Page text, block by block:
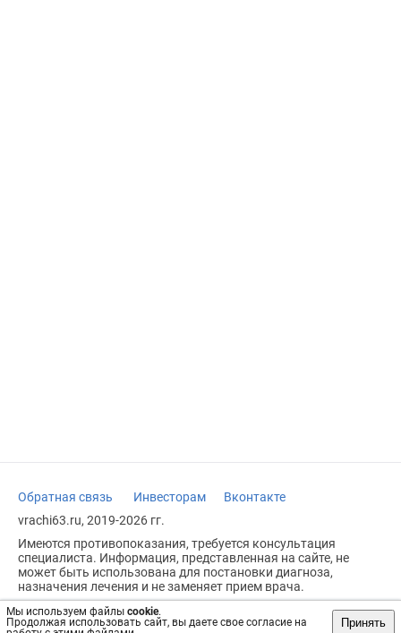
Мы используем файлы cookie.
Продолжая использовать сайт, вы даете свое согласие на
Принять
Обратная связь Инвесторам
Вконтакте
vrachi63.ru, 2019-2026 гг.
Имеются противопоказания, требуется консультация
специалиста. Информация, представленная на сайте, не
может быть использована для постановки диагноза,
назначения лечения и не заменяет прием врача.
Возрастное ограничение: 18+